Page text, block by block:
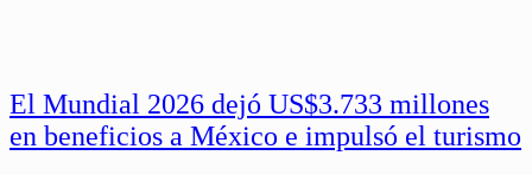
El Mundial 2026 dejó US$3.733 millones
en beneficios a México e impulsó el turismo